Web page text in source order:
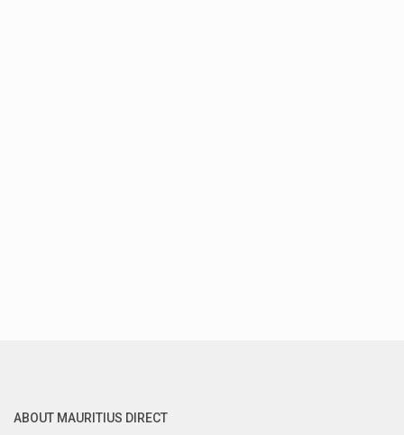
ABOUT MAURITIUS DIRECT